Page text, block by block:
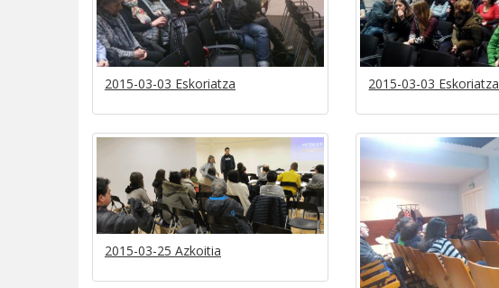
2015-03-03 Eskoriatza 2015-03-03 Eskoriatza
2015-03-25 Azkoitia